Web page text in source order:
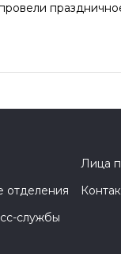
Лица
отделения
службы